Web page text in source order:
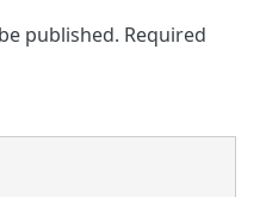
published. Required